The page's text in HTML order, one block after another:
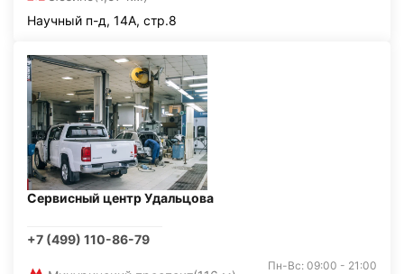
Научный п-д, 14А, стр.8
Сервисный центр Удальцова
+7 (499) 110-86-79
Пн-Вс: 09:00 - 21:00